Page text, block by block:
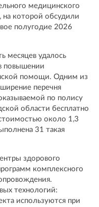
медицинского
на которой обсудили
полугодие 2026
месяцев удалось
повышении
помощи. Одним из
перечня
по полису
области бесплатно
около 1,3
31 такая
здорового
комплексного
технологий:
используются при